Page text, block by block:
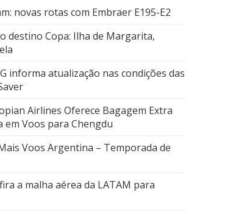
novas rotas com Embraer E195-E2
destino Copa: Ilha de Margarita,
informa atualização nas condições das
Airlines Oferece Bagagem Extra
em Voos para Chengdu
Voos Argentina – Temporada de
a malha aérea da LATAM para